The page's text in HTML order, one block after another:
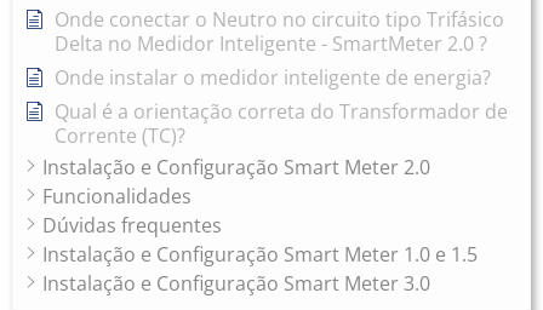
Onde conectar o Neutro no circuito tipo Trifásico
Delta no Medidor Inteligente - SmartMeter 2.0 ?
Onde instalar o medidor inteligente de energia?
Qual é a orientação correta do Transformador de
Corrente (TC)?
Instalação e Configuração Smart Meter 2.0
Funcionalidades
Dúvidas frequentes
Instalação e Configuração Smart Meter 1.0 e 1.5
Instalação e Configuração Smart Meter 3.0